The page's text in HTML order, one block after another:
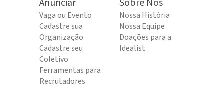
Anunciar
Vaga ou Evento
Cadastre sua
Organização
Cadastre seu
Coletivo
Ferramentas para
Recrutadores
Sobre Nós
Nossa História
Nossa Equipe
Doações para a
Idealist